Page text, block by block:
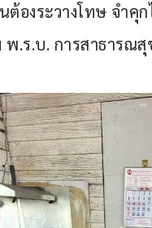
องระวางโทษ จำคุ
.ร.บ. การสาธารณ